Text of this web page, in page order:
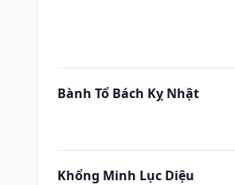
Bành Tổ Bách Kỵ Nhật
Khổng Minh Lục Diệu